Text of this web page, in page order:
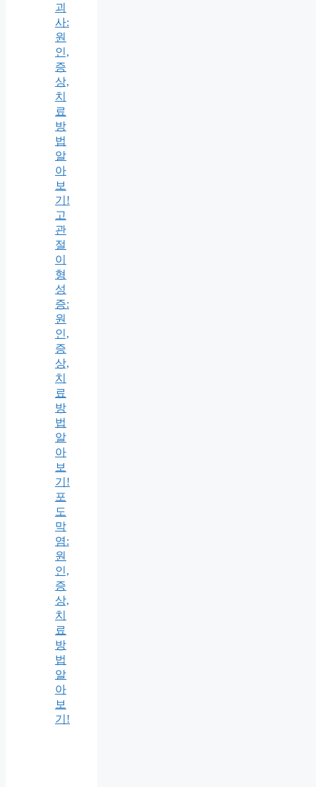
괴
사:
원
인,
증
상,
치
료
방
법
알
아
보
기!
고
관
절
이
형
성
증:
원
인,
증
상,
치
료
방
법
알
아
보
기!
포
도
막
염:
원
인,
증
상,
치
료
방
법
알
아
보
기!